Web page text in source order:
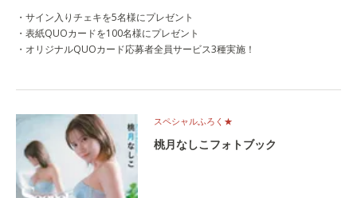
・サイン入りチェキを5名様にプレゼント
・表紙QUOカードを100名様にプレゼント
・オリジナルQUOカード応募者全員サービス3種実施！
スペシャルふろく★
桃月なしこフォトブック